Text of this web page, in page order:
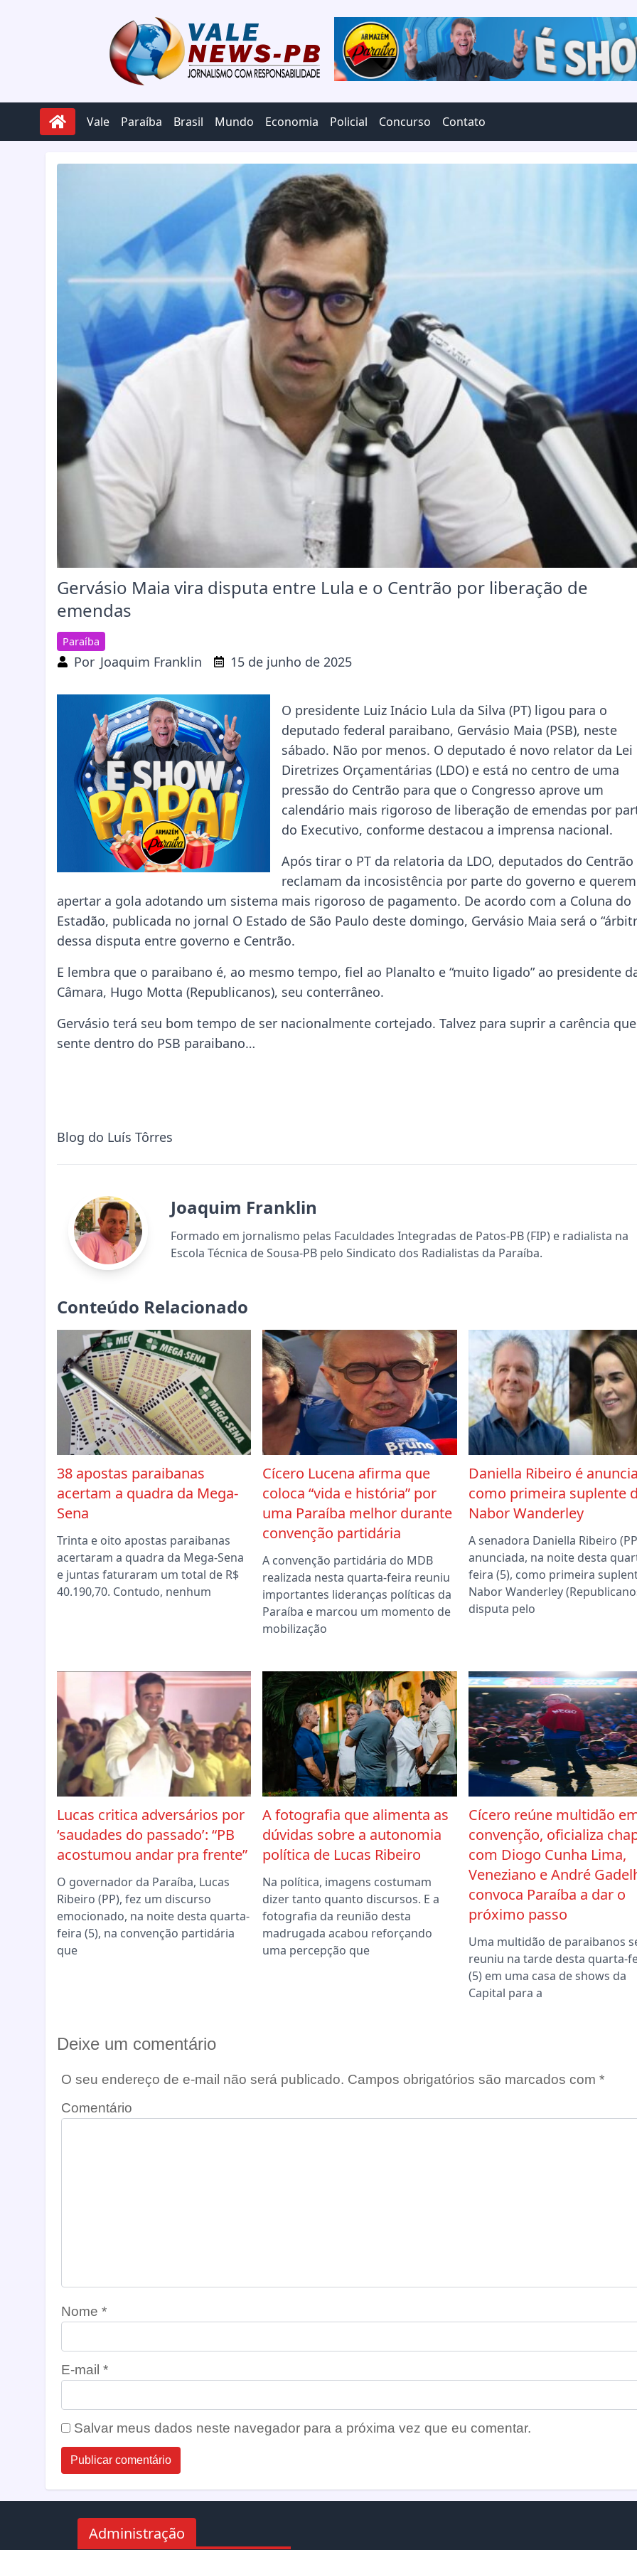
Vale Paraíba Brasil Mundo Economia Policial Concurso Contato
Gervásio Maia vira disputa entre Lula e o Centrão por liberação de
emendas
Paraíba
Por Joaquim Franklin 15 de junho de 2025
O presidente Luiz Inácio Lula da Silva (PT) ligou para o
deputado federal paraibano, Gervásio Maia (PSB), neste
sábado. Não por menos. O deputado é novo relator da Lei
Diretrizes Orçamentárias (LDO) e está no centro de uma
pressão do Centrão para que o Congresso aprove um
calendário mais rigoroso de liberação de emendas por
do Executivo, conforme destacou a imprensa nacional.
Após tirar o PT da relatoria da LDO, deputados do Centrão
reclamam da incosistência por parte do governo e querem
apertar a gola adotando um sistema mais rigoroso de pagamento. De acordo com a Coluna do
Estadão, publicada no jornal O Estado de São Paulo deste domingo, Gervásio Maia será o
dessa disputa entre governo e Centrão.
E lembra que o paraibano é, ao mesmo tempo, fiel ao Planalto e “muito ligado” ao presidente
Câmara, Hugo Motta (Republicanos), seu conterrâneo.
Gervásio terá seu bom tempo de ser nacionalmente cortejado. Talvez para suprir a carência que
sente dentro do PSB paraibano…
Blog do Luís Tôrres
Joaquim Franklin
Formado em jornalismo pelas Faculdades Integradas de Patos-PB (FIP) e radialista na
Escola Técnica de Sousa-PB pelo Sindicato dos Radialistas da Paraíba.
Conteúdo Relacionado
38 apostas paraibanas
acertam a quadra da Mega-
Sena
Trinta e oito apostas paraibanas
acertaram a quadra da Mega-Sena
e juntas faturaram um total de R$
40.190,70. Contudo, nenhum
Cícero Lucena afirma que
coloca “vida e história” por
uma Paraíba melhor durante
convenção partidária
A convenção partidária do MDB
realizada nesta quarta-feira reuniu
importantes lideranças políticas da
Paraíba e marcou um momento de
mobilização
Daniella Ribeiro é
como primeira suplente
Nabor Wanderley
A senadora Daniella Ribeiro
anunciada, na noite desta
feira (5), como primeira
Nabor Wanderley
disputa pelo
Lucas critica adversários por
‘saudades do passado’: “PB
acostumou andar pra frente”
O governador da Paraíba, Lucas
Ribeiro (PP), fez um discurso
emocionado, na noite desta quarta-
feira (5), na convenção partidária
que
A fotografia que alimenta as
dúvidas sobre a autonomia
política de Lucas Ribeiro
Na política, imagens costumam
dizer tanto quanto discursos. E a
fotografia da reunião desta
madrugada acabou reforçando
uma percepção que
Cícero reúne multidão
convenção, oficializa
com Diogo Cunha Lima,
Veneziano e André
convoca Paraíba a dar o
próximo passo
Uma multidão de paraibanos
reuniu na tarde desta quarta-
(5) em uma casa de shows da
Capital para a
Deixe um comentário
O seu endereço de e-mail não será publicado. Campos obrigatórios são marcados com *
Comentário
Nome *
E-mail *
Salvar meus dados neste navegador para a próxima vez que eu comentar.
Administração